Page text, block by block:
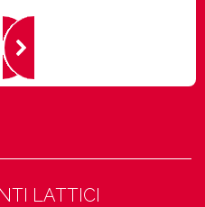
LATTICI